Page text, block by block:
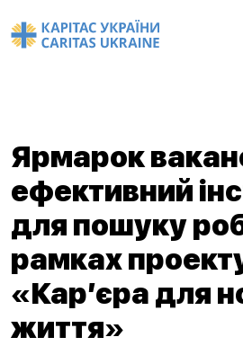
Ярмарок
ефективний
для пошуку
рамках
«Кар’єра для
життя»